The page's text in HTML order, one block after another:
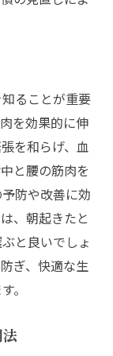
ることが重要
を効果的に伸
を和らげ、血
と腰の筋肉を
防や改善に効
、朝起きたと
と良いでしょ
ぎ、快適な生
。